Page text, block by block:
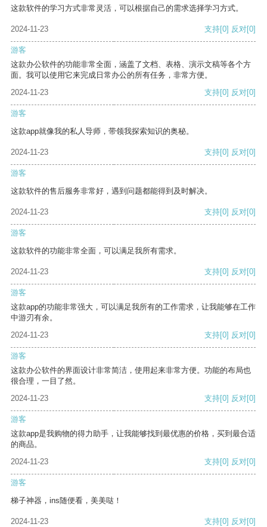
这款软件的学习方式非常灵活，可以根据自己的需求选择学习方式。
2024-11-23 支持[0] 反对[0]
游客
这款办公软件的功能非常全面，涵盖了文档、表格、演示文稿等各个方
面。我可以使用它来完成日常办公的所有任务，非常方便。
2024-11-23
支持[0] 反对[0]
游客
这款app就像我的私人导师，带领我探索知识的奥秘。
2024-11-23 支持[0] 反对[0]
游客
这款软件的售后服务非常好，遇到问题都能得到及时解决。
2024-11-23 支持[0] 反对[0]
游客
这款软件的功能非常全面，可以满足我所有需求。
2024-11-23 支持[0] 反对[0]
游客
这款app的功能非常强大，可以满足我所有的工作需求，让我能够在工作
中游刃有余。
2024-11-23
支持[0] 反对[0]
游客
这款办公软件的界面设计非常简洁，使用起来非常方便。功能的布局也
很合理，一目了然。
2024-11-23
支持[0] 反对[0]
游客
这款app是我购物的得力助手，让我能够找到最优惠的价格，买到最合适
的商品。
2024-11-23
支持[0] 反对[0]
游客
梯子神器，ins随便看，美美哒！
2024-11-23 支持[0] 反对[0]